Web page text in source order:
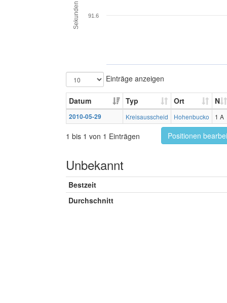
Sekunden 91.6
Einträge anzeigen
Datum Typ Ort N
2010-05-29 Kreisausscheid Hohenbucko 1 A
1 bis 1 von 1 Einträgen Positionen
Unbekannt
Bestzeit
Durchschnitt